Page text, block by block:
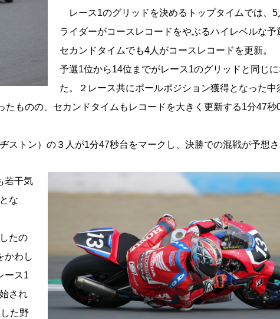
レース1のグリッドを決めるトップタイムでは、5
ライダーがコースレコードをやぶるハイレベルな予
セカンドタイムでも4人がコースレコードを更新。
予選1位から14位までがレース1のグリッドと同じ
た。２レース共にポールポジション獲得となった中
ものの、セカンドタイムもレコードを大きく更新する1分47秒
ストン）の３人が1分47秒台をマークし、決勝での混戦が予想
若干気
な
たの
かわし
ース1
され
た野